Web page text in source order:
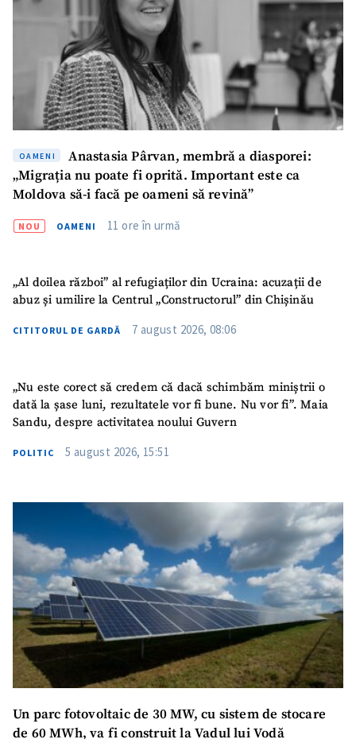
OAMENI
Anastasia Pârvan, membră a diasporei:
„Migrația nu poate fi oprită. Important este ca
Moldova să-i facă pe oameni să revină”
NOU OAMENI 11 ore în urmă
„Al doilea război” al refugiaților din Ucraina: acuzații de
abuz și umilire la Centrul „Constructorul” din Chișinău
CITITORUL DE GARDĂ 7 august 2026, 08:06
„Nu este corect să credem că dacă schimbăm miniștrii o
dată la șase luni, rezultatele vor fi bune. Nu vor fi”. Maia
Sandu, despre activitatea noului Guvern
POLITIC 5 august 2026, 15:51
Un parc fotovoltaic de 30 MW, cu sistem de stocare
de 60 MWh, va fi construit la Vadul lui Vodă